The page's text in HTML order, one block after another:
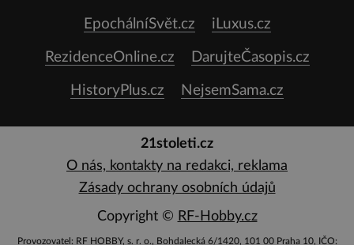
EpochálníSvět.cz iLuxus.cz
RezidenceOnline.cz DarujteČasopis.cz
HistoryPlus.cz NejsemSama.cz
21stoleti.cz
O nás, kontakty na redakci, reklama
Zásady ochrany osobních údajů
Copyright © RF-Hobby.cz
Provozovatel: RF HOBBY, s. r. o., Bohdalecká 6/1420, 101 00 Praha 10, IČO: